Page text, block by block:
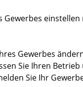
Gewerbes
Gewerbes
Sie Ihren
Sie Ihr